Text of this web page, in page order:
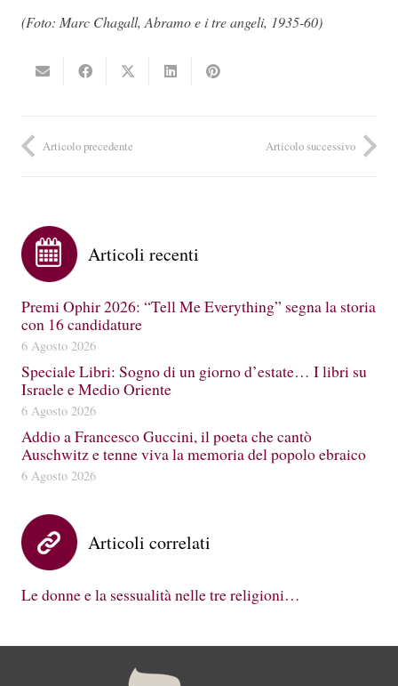
(Foto: Marc Chagall, Abramo e i tre angeli, 1935-60)
Articolo precedente Articolo successivo
Articoli recenti
Premi Ophir 2026: “Tell Me Everything” segna la storia
con 16 candidature
6 Agosto 2026
Speciale Libri: Sogno di un giorno d’estate… I libri su
Israele e Medio Oriente
6 Agosto 2026
Addio a Francesco Guccini, il poeta che cantò
Auschwitz e tenne viva la memoria del popolo ebraico
6 Agosto 2026
Articoli correlati
Le donne e la sessualità nelle tre religioni…